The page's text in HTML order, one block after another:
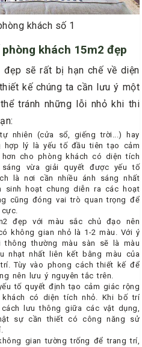
khách số 1
khách 15m2 đẹp
đẹp sẽ rất bị hạn chế về diện
kế chúng ta cần lưu ý một
tránh những lỗi nhỏ khi thi
nhiên (cửa sổ, giếng trời...) hay
hợp lý là yếu tố đầu tiên tạo cảm
cho phòng khách có diện tích
vừa giải quyết được yếu tố
là nơi cần nhiều ánh sáng nhất
sinh hoạt chung diễn ra các hoạt
cũng đóng vai trò quan trọng để
đẹp với màu sắc chủ đạo nên
không gian nhỏ là 1-2 màu. Với ý
thường màu sàn sẽ là màu
nhạt nhất liên kết bằng màu của
Tùy vào phong cách thiết kế để
nên lưu ý nguyên tắc trên.
tố quyết định tạo cảm giác rộng
có diện tích nhỏ. Khi bố trí
lưu thông giữa các vật dụng,
sự cần thiết có công năng sử
gian tường trống để trang trí,